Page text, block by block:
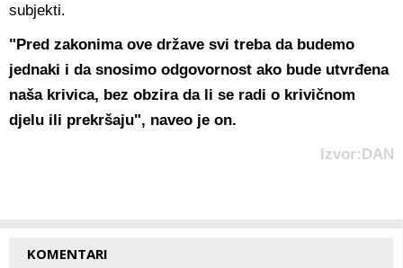
subjekti.
"Pred zakonima ove države svi treba da budemo
jednaki i da snosimo odgovornost ako bude utvrđena
naša krivica, bez obzira da li se radi o krivičnom
djelu ili prekršaju", naveo je on.
Izvor:DAN
KOMENTARI